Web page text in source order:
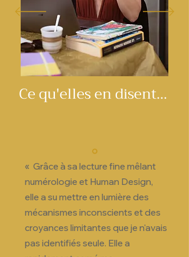
Ce qu'elles en disent...
« Grâce à sa lecture fine mêlant
numérologie et Human Design,
elle a su mettre en lumière des
mécanismes inconscients et des
croyances limitantes que je n'avais
pas identifiés seule. Elle a